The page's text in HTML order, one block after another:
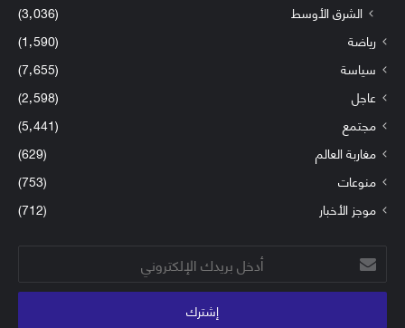
الشرق الأوسط
(3٬036)
رياضة
(1٬590)
سياسة
(7٬655)
عاجل
(2٬598)
مجتمع
(5٬441)
مغاربة العالم
(629)
منوعات
(753)
موجز الأخبار
(712)
أدخل
بريدك
الإلكتروني